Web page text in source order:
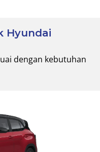
Hyundai
dengan kebutuhan